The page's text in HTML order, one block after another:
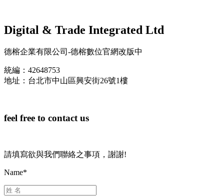
Digital & Trade Integrated Ltd
德榕企業有限公司-德榕數位官網改版中
統編：42648753
地址：台北市中山區興安街26號1樓
feel free to contact us
請填寫欲與我們聯絡之事項，謝謝!
Name*